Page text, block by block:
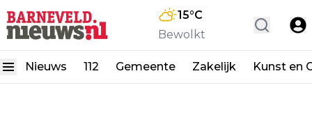
15°C
Bewolkt
Nieuws 112 Gemeente Zakelijk Kunst en